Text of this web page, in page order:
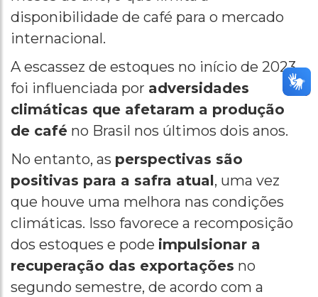
disponibilidade de café para o mercado
internacional.
A escassez de estoques no início de 2023
foi influenciada por adversidades
climáticas que afetaram a produção
de café no Brasil nos últimos dois anos.
No entanto, as perspectivas são
positivas para a safra atual , uma vez
que houve uma melhora nas condições
climáticas. Isso favorece a recomposição
dos estoques e pode impulsionar a
recuperação das exportações no
segundo semestre, de acordo com a